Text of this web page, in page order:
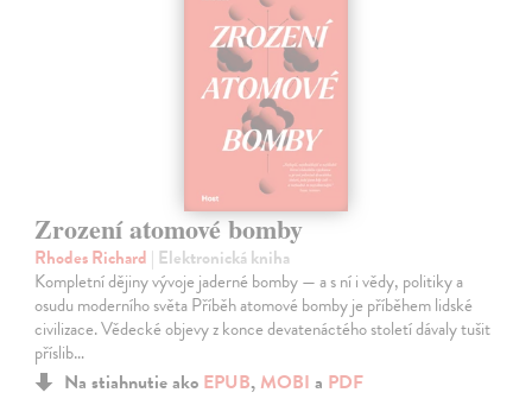
Zrození atomové bomby
Rhodes Richard | Elektronická kniha
Kompletní dějiny vývoje jaderné bomby — a s ní i vědy, politiky a
osudu moderního světa Příběh atomové bomby je příběhem lidské
civilizace. Vědecké objevy z konce devatenáctého století dávaly tušit
příslib…
Na stiahnutie ako EPUB, MOBI a PDF